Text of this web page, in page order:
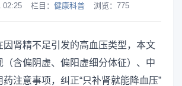
02:25 栏目： 健康科普 浏览： 775
因肾精不足引发的高血压类型，本文
（含偏阴虚、偏阳虚细分体征）、中
药注意事项，纠正“只补肾就能降血压”